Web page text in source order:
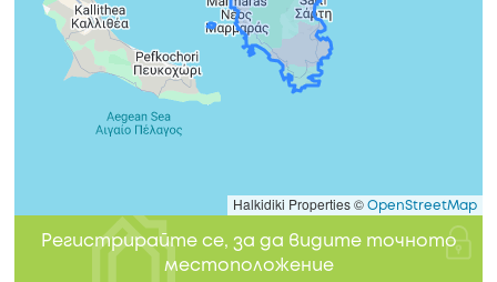
Halkidiki Properties © OpenStreetMap
Регистрирайте се, за да видите точното
местоположение